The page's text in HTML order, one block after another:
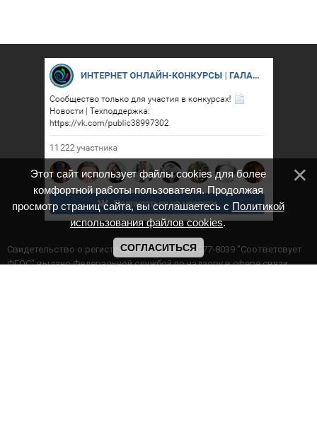
Cвидетельство о регистрации СМИ ИА № ФС77-8039 "Соответсвует
ФГОС" выдано Федеральной службой по надзору в сфере связи,
Этот сайт использует файлы cookies для более
комфортной работы пользователя. Продолжая
просмотр страниц сайта, вы соглашаетесь с Политикой
использования файлов cookies.
СОГЛАСИТЬСЯ